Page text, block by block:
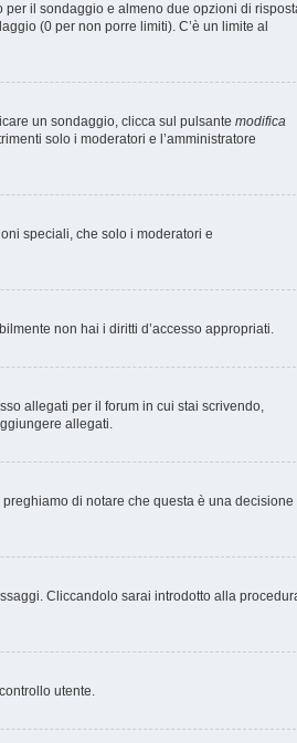
il sondaggio e almeno due opzioni di
(0 per non porre limiti). C’è un limite al
un sondaggio, clicca sul pulsantemodifica
solo i moderatori e l’amministratore
speciali, che solo i moderatori e
non hai i diritti d’accesso appropriati.
allegati per il forum in cui stai scrivendo,
allegati.
di notare che questa è una decisione
Cliccandolo sarai introdotto alla
utente.